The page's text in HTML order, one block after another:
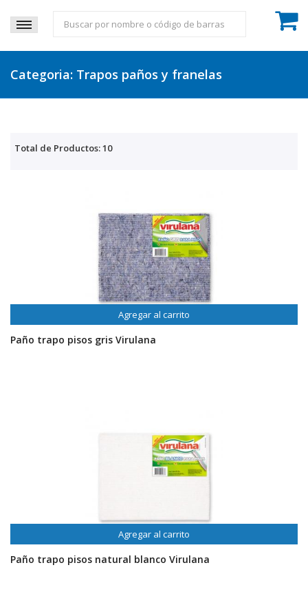
Categoria: Trapos paños y franelas
Total de Productos: 10
Agregar al carrito
Paño trapo pisos gris Virulana
Agregar al carrito
Paño trapo pisos natural blanco Virulana